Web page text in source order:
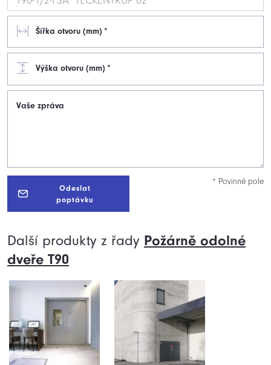
Šířka otvoru (mm) *
Výška otvoru (mm) *
Vaše zpráva
Odeslat
poptávku
* Povinné pole
Další produkty z řady Požárně odolné
dveře T90